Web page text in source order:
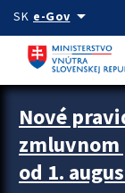
Preskocit na hlavný
SK e-Govarrow_drop_down
Zastavit automatický
Nové
od 1.